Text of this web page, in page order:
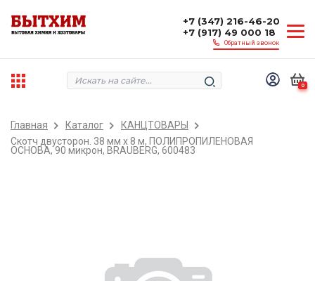
+7 (347) 216-46-20
+7 (917) 49 000 18
Обратный звонок
0
Главная Каталог
КАНЦТОВАРЫ
Скотч двусторон. 38 мм х 8 м, ПОЛИПРОПИЛЕНОВАЯ
ОСНОВА, 90 микрон, BRAUBERG, 600483